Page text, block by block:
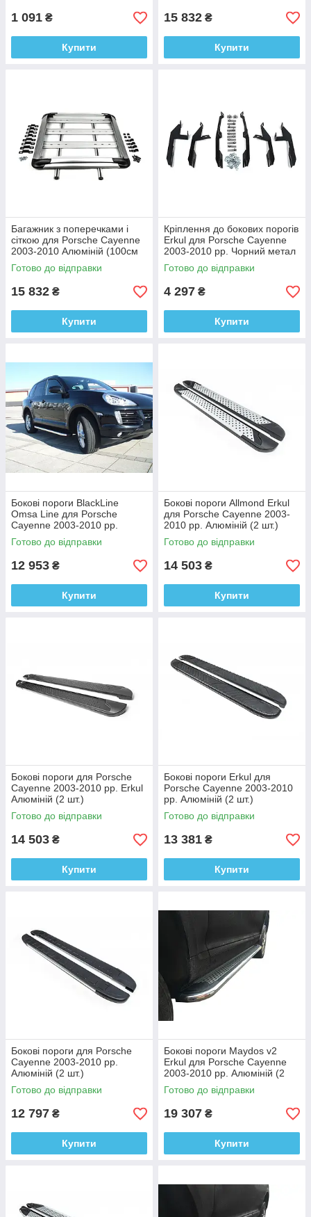
1 091 ₴
Купити
15 832 ₴
Купити
Багажник з поперечками і
сіткою для Porsche Cayenne
2003-2010 Алюміній (100см
на 120см)
Готово до відправки
15 832 ₴
Купити
Кріплення до бокових порогів
Erkul для Porsche Cayenne
2003-2010 рр. Чорний метал
Готово до відправки
4 297 ₴
Купити
Бокові пороги BlackLine
Omsa Line для Porsche
Cayenne 2003-2010 рр.
алюміній (2 шт.)
Готово до відправки
12 953 ₴
Купити
Бокові пороги Allmond Erkul
для Porsche Cayenne 2003-
2010 рр. Алюміній (2 шт.)
Готово до відправки
14 503 ₴
Купити
Бокові пороги для Porsche
Cayenne 2003-2010 рр. Erkul
Алюміній (2 шт.)
Готово до відправки
14 503 ₴
Купити
Бокові пороги Erkul для
Porsche Cayenne 2003-2010
рр. Алюміній (2 шт.)
Готово до відправки
13 381 ₴
Купити
Бокові пороги для Porsche
Cayenne 2003-2010 рр.
Алюміній (2 шт.)
Готово до відправки
12 797 ₴
Купити
Бокові пороги Maydos v2
Erkul для Porsche Cayenne
2003-2010 рр. Алюміній (2
шт.)
Готово до відправки
19 307 ₴
Купити